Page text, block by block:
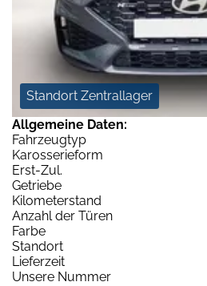
Standort Zentrallager
Allgemeine Daten:
Fahrzeugtyp
Karosserieform
Erst-Zul.
Getriebe
Kilometerstand
Anzahl der Türen
Farbe
Standort
Lieferzeit
Unsere Nummer